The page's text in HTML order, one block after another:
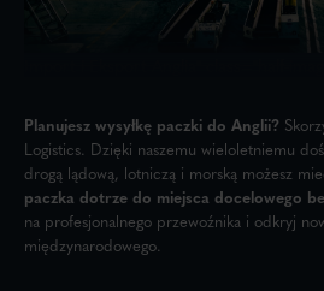
Planujesz wysyłkę paczki do Anglii?
Logistics. Dzięki naszemu wieloletniemu
drogą lądową, lotniczą i morską możesz
paczka dotrze do miejsca docelowego
na profesjonalnego przewoźnika i odkryj
międzynarodowego.